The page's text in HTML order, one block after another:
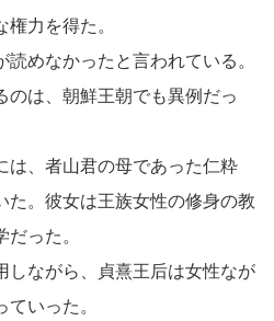
力を得た。
めなかったと言われている。
のは、朝鮮王朝でも異例だっ
は、者山君の母であった仁粋
た。彼女は王族女性の修身の教
った。
しながら、貞熹王后は女性なが
いった。